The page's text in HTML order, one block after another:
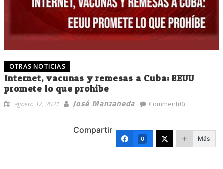
OTRAS NOTICIAS
Internet, vacunas y remesas a Cuba: EEUU
promete lo que prohíbe
agosto 12, 2021 José Manzaneda Comment(0)
Compartir
0 Más